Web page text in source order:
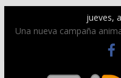
jueves,
Una nueva campaña
Paco Adsuar dona al
de la memoria visual de la